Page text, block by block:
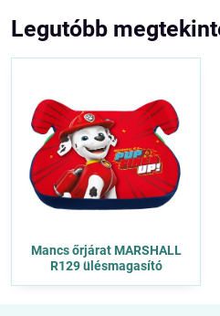
Legutóbb
Mancs őrjárat MARSHALL
R129 ülésmagasító